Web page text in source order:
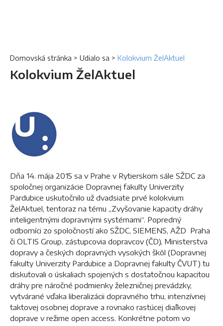
Domovská stránka > Udialo sa > Kolokvium ŽelAktuel
Kolokvium ŽelAktuel
Dňa 14. mája 2015 sa v Prahe v Rytierskom sále SŽDC za
spoločnej organizácie Dopravnej fakulty Univerzity
Pardubice uskutočnilo už dvadsiate prvé kolokvium
ŽelAktuel, tentoraz na tému „Zvyšovanie kapacity dráhy
inteligentnými dopravnými systémami“. Popredný
odborníci zo spoločností ako SŽDC, SIEMENS, AŽD Praha
či OLTIS Group, zástupcovia dopravcov (ČD), Ministerstva
dopravy a českých dopravných vysokých škôl (Dopravnej
fakulty Univerzity Pardubice a Dopravnej fakulty ČVUT) tu
diskutovali o úskaliach spojených s dostatočnou kapacitou
dráhy pre náročné podmienky železničnej prevádzky,
vytvárané vďaka liberalizácii dopravného trhu, intenzívnej
taktovej osobnej doprave a rovnako rastúcej diaľkovej
doprave v režime open access. Konkrétne potom vo